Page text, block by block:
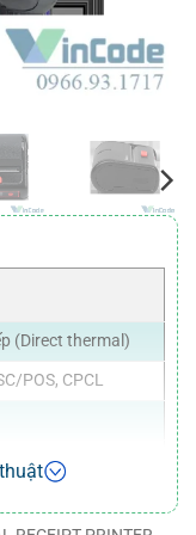
(Direct thermal)
POS, CPCL
s
s